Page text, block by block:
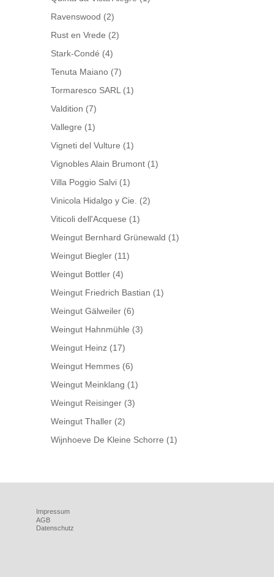
Ravenswood (2)
Rust en Vrede (2)
Stark-Condé (4)
Tenuta Maiano (7)
Tormaresco SARL (1)
Valdition (7)
Vallegre (1)
Vigneti del Vulture (1)
Vignobles Alain Brumont (1)
Villa Poggio Salvi (1)
Vinicola Hidalgo y Cie.
(2)
Viticoli dell'Acquese (1)
Weingut Bernhard Grünewald (1)
Weingut Biegler (11)
Weingut Bottler (4)
Weingut Friedrich Bastian (1)
Weingut Gälweiler (6)
Weingut Hahnmühle (3)
Weingut Heinz (17)
Weingut Hemmes (6)
Weingut Meinklang (1)
Weingut Reisinger (3)
Weingut Thaller (2)
Wijnhoeve De Kleine Schorre (1)
Impressum
AGB
Datenschutz